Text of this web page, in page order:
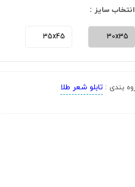
انتخاب سایز :
30x35
35x45
بندی :تابلو شعر طلا